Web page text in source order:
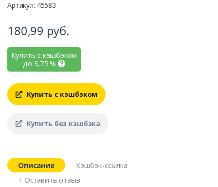
Артикул: 45583
180,99 руб.
Купить с кэшбэком
до 3,75%
Купить с кэшбэком
Купить без кэшбэка
Описание
Кэшбэк-ссылка
+ Оставить отзыв